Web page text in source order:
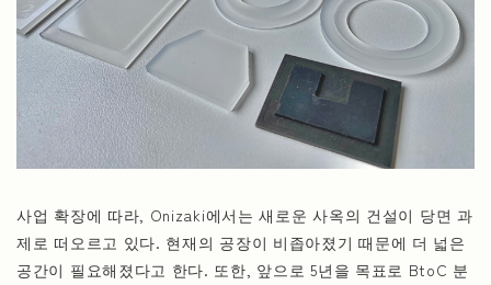
사업 확장에 따라, Onizaki에서는 새로운 사옥의 건설이 당면 과
제로 떠오르고 있다. 현재의 공장이 비좁아졌기 때문에 더 넓은
공간이 필요해졌다고 한다. 또한, 앞으로 5년을 목표로 BtoC 분